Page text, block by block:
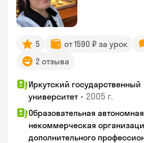
5 от 1590 ₽ за урок
2 отзыва
Иркутский государственный
университет • 2005 г.
Образовательная автономная
некоммерческая
дополнительного